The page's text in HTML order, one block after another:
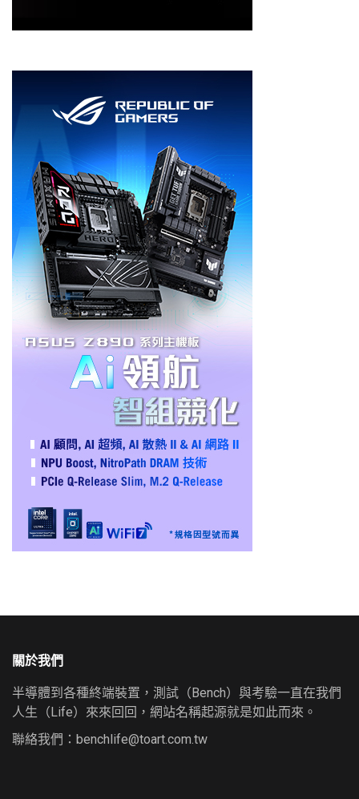
關於我們
半導體到各種終端裝置，測試（Bench）與考驗一直在我們
人生（Life）來來回回，網站名稱起源就是如此而來。
聯絡我們： benchlife@toart.com.tw